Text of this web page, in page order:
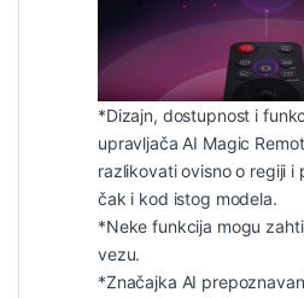
*Dizajn, dostupnost i
upravljača AI Magic
razlikovati ovisno o regiji i
čak i kod istog modela.
*Neke funkcija mogu
vezu.
*Značajka AI